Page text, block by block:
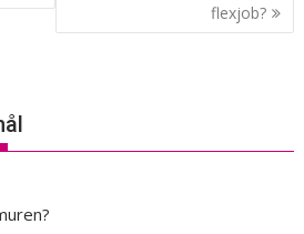
flexjob?